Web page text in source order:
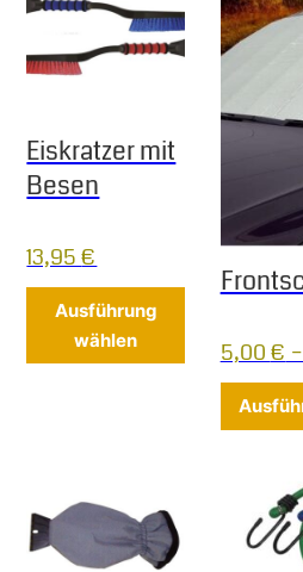
Eiskratzer mit
Besen
13,95€
Ausführung
wählen
Dieses
5,00€ –